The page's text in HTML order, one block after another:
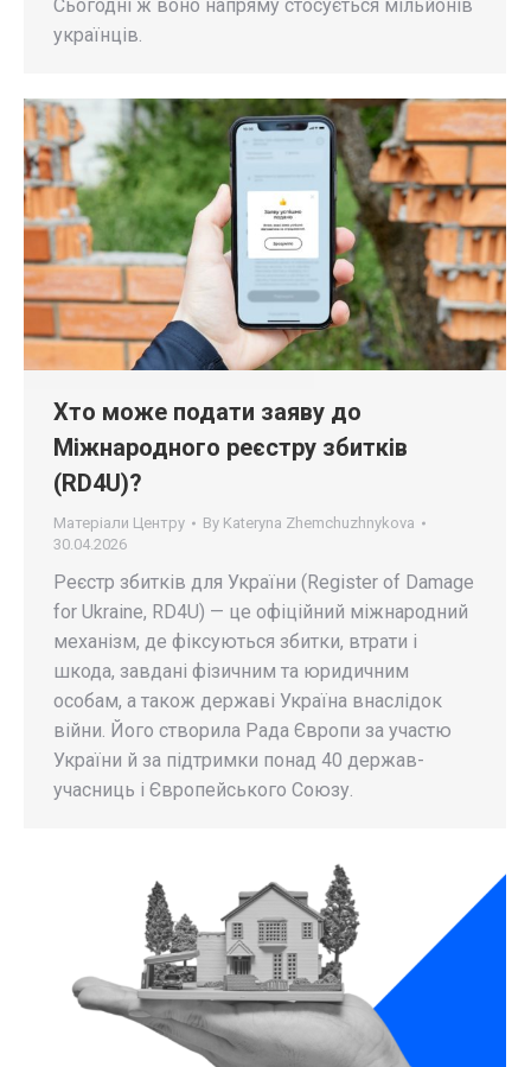
Сьогодні ж воно напряму стосується мільйонів
українців.
Хто може подати заяву до
Міжнародного реєстру збитків
(RD4U)?
Матеріали Центру By Kateryna Zhemchuzhnykova
30.04.2026
Реєстр збитків для України (Register of Damage
for Ukraine, RD4U) — це офіційний міжнародний
механізм, де фіксуються збитки, втрати і
шкода, завдані фізичним та юридичним
особам, а також державі Україна внаслідок
війни. Його створила Рада Європи за участю
України й за підтримки понад 40 держав-
учасниць і Європейського Союзу.